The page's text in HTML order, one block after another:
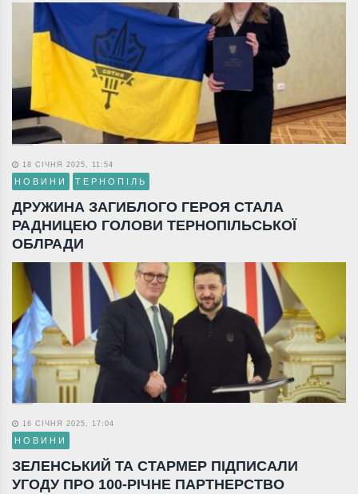
18 СІЧНЯ 2025, 11:54
НОВИНИ ТЕРНОПІЛЬ
ДРУЖИНА ЗАГИБЛОГО ГЕРОЯ СТАЛА
РАДНИЦЕЮ ГОЛОВИ ТЕРНОПІЛЬСЬКОЇ
ОБЛРАДИ
16 СІЧНЯ 2025, 17:04
НОВИНИ
ЗЕЛЕНСЬКИЙ ТА СТАРМЕР ПІДПИСАЛИ
УГОДУ ПРО 100-РІЧНЕ ПАРТНЕРСТВО